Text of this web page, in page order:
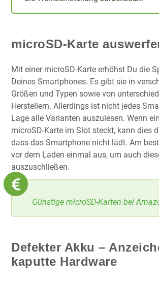
microSD-Karte
Mit einer microSD-Karte erhöhst Du die
Deines Smartphones. Es gibt sie in
Größen und Typen sowie von
Herstellern. Allerdings ist nicht jedes
Lage alle Varianten auszulesen. Wenn
microSD-Karte im Slot steckt, kann dies
dass das Smartphone nicht lädt. Am
vor dem Laden einmal aus, um auch
auszuschließen.
Günstige microSD-Karten bei
Defekter Akku –
kaputte Hardware